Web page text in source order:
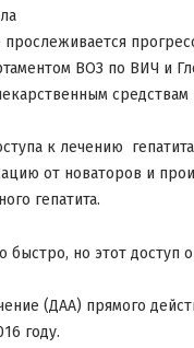
прослеживается
ВОЗ по ВИЧ и
средствам
к лечению
от новаторов и
гепатита.
быстро, но этот доступ
(ДАА) прямого
году.